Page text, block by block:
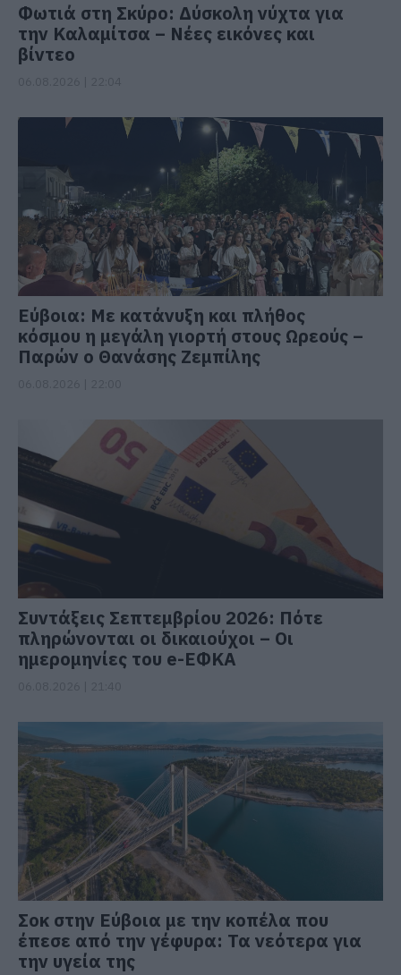
Φωτιά στη Σκύρο: Δύσκολη νύχτα για
την Καλαμίτσα – Νέες εικόνες και
βίντεο
Εύβοια: Με κατάνυξη και πλήθος
κόσμου η μεγάλη γιορτή στους Ωρεούς –
Παρών ο Θανάσης Ζεμπίλης
Συντάξεις Σεπτεμβρίου 2026: Πότε
πληρώνονται οι δικαιούχοι – Οι
ημερομηνίες του e-ΕΦΚΑ
Σοκ στην Εύβοια με την κοπέλα που
έπεσε από την γέφυρα: Τα νεότερα για
την υγεία της